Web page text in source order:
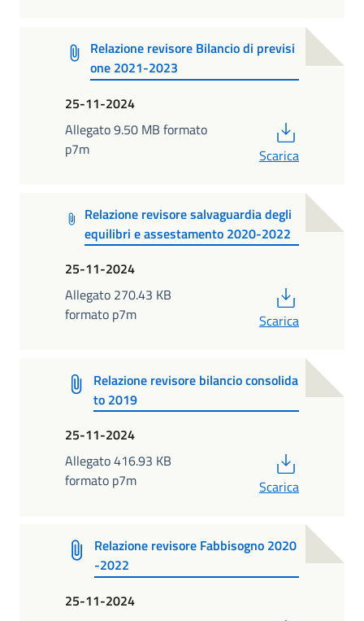
Relazione revisore Bilancio di previsi
one 2021-2023
25-11-2024
Allegato 9.50 MB formato
p7m
Scarica
Relazione revisore salvaguardia degli
equilibri e assestamento 2020-2022
25-11-2024
Allegato 270.43 KB
formato p7m
Scarica
Relazione revisore bilancio consolida
to 2019
25-11-2024
Allegato 416.93 KB
formato p7m
Scarica
Relazione revisore Fabbisogno 2020
-2022
25-11-2024